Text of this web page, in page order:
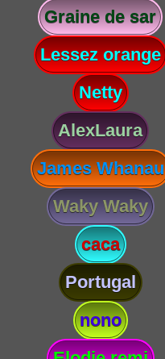
Graine de sar
Lessez orange
Netty
AlexLaura
James Whanau
Waky Waky
caca
Portugal
nono